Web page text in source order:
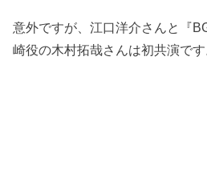
意外ですが、江口洋介さんと『
崎役の木村拓哉さんは初共演です